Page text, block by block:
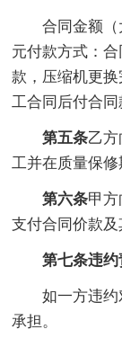
合同金额
元付款方式：
款，压缩机更
工合同后付合同
第五条乙
工并在质量保修
第六条甲
支付合同价款及
第七条违
如一方违
承担。